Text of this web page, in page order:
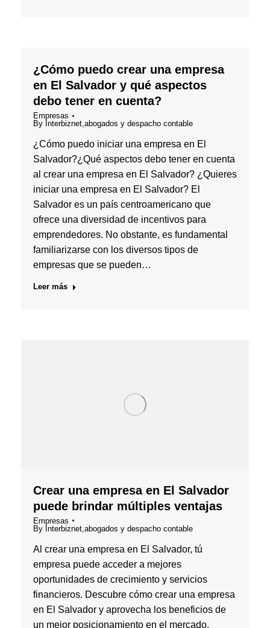
¿Cómo puedo crear una empresa
en El Salvador y qué aspectos
debo tener en cuenta?
Empresas
By Interbiznet,abogados y despacho contable
¿Cómo puedo iniciar una empresa en El
Salvador?¿Qué aspectos debo tener en cuenta
al crear una empresa en El Salvador? ¿Quieres
iniciar una empresa en El Salvador? El
Salvador es un país centroamericano que
ofrece una diversidad de incentivos para
emprendedores. No obstante, es fundamental
familiarizarse con los diversos tipos de
empresas que se pueden…
Leer más
Crear una empresa en El Salvador
puede brindar múltiples ventajas
Empresas
By Interbiznet,abogados y despacho contable
Al crear una empresa en El Salvador, tú
empresa puede acceder a mejores
oportunidades de crecimiento y servicios
financieros. Descubre cómo crear una empresa
en El Salvador y aprovecha los beneficios de
un mejor posicionamiento en el mercado,